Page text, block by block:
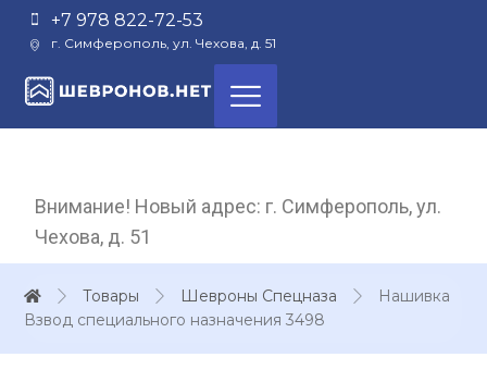
+7 978 822-72-53
г. Симферополь, ул. Чехова, д. 51
Внимание! Новый адрес: г. Симферополь, ул.
Чехова, д. 51
Товары Шевроны Спецназа
Нашивка
Взвод специального назначения 3498